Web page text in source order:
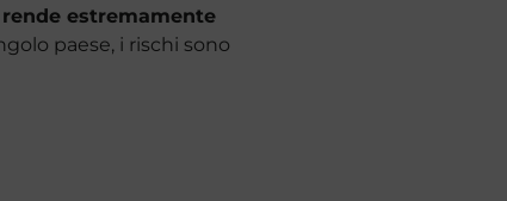
estremamente
paese, i rischi sono